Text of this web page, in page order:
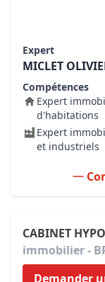
Expert
MICLET
Compétences
Expert
d'habitations
Expert
et industriels
CABINET
immobilier -
Demander